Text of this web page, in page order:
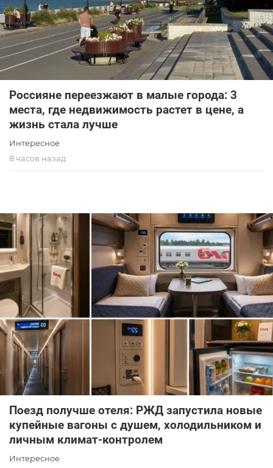
Россияне переезжают в малые города: 3
места, где недвижимость растет в цене, а
жизнь стала лучше
Интересное
8 часов назад
Поезд получше отеля: РЖД запустила новые
купейные вагоны с душем, холодильником и
личным климат-контролем
Интересное